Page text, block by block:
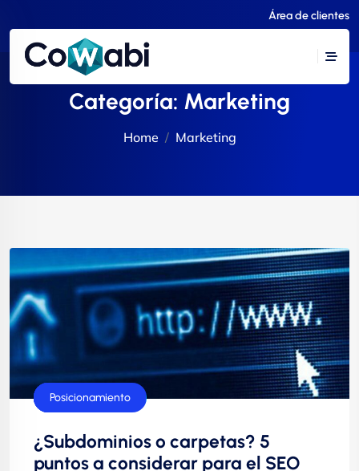
Área de clientes
Categoría: Marketing
Home Marketing
Consejos
Dominios
Marketing
Posicionamiento
¿Subdominios o carpetas? 5
puntos a considerar para el SEO